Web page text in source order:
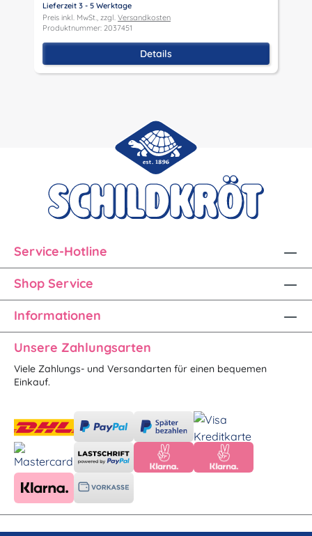
Lieferzeit 3 - 5 Werktage
Preis inkl. MwSt., zzgl. Versandkosten
Produktnummer: 2037451
Details
Service-Hotline
Shop Service
Informationen
Unsere Zahlungsarten
Viele Zahlungs- und Versandarten für einen bequemen
Einkauf.